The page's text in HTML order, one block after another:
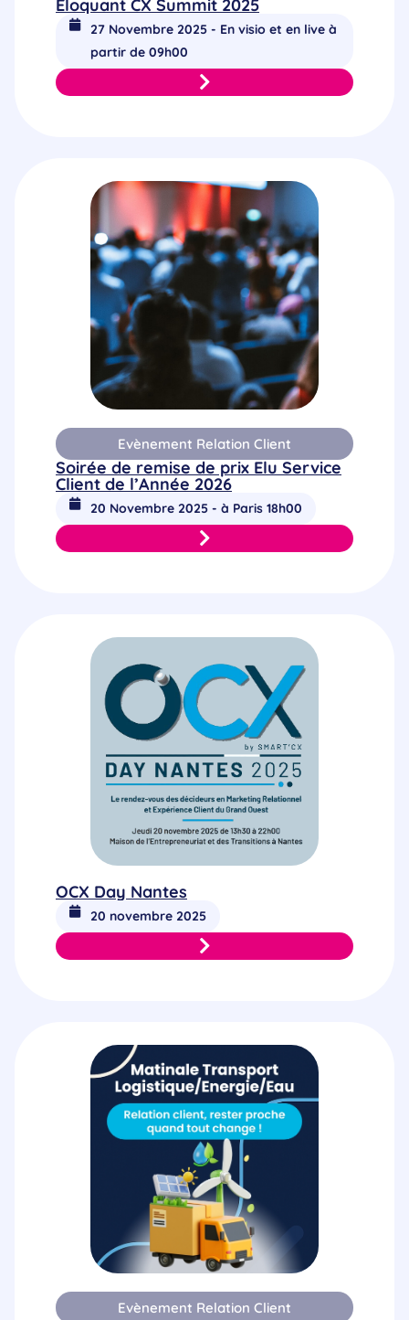
Eloquant CX Summit 2025
27 Novembre 2025 - En visio et en live à
partir de 09h00
Evènement Relation Client
Soirée de remise de prix Elu Service
Client de l’Année 2026
20 Novembre 2025 - à Paris 18h00
OCX Day Nantes
20 novembre 2025
Evènement Relation Client